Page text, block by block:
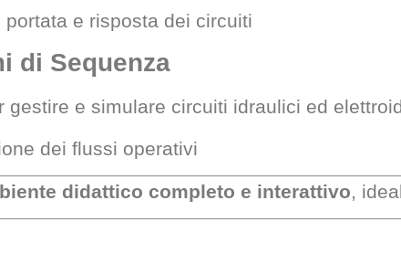
e risposta dei circuiti
di Sequenza
gestire e simulare circuiti idraulici ed
dei flussi operativi
didattico completo e interattivo,